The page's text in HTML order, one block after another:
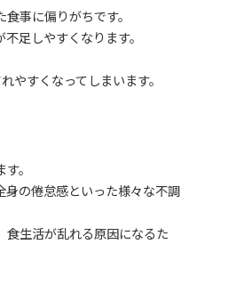
事に偏りがちです。
足しやすくなります。
やすくなってしまいます。
。
の倦怠感といった様々な不調
食生活が乱れる原因になるた